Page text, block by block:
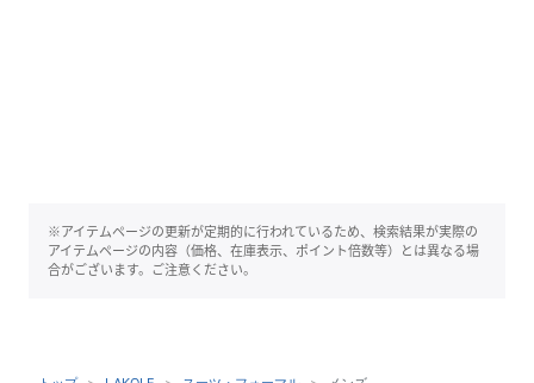
※アイテムページの更新が定期的に行われているため、検索結果が実際の
アイテムページの内容（価格、在庫表示、ポイント倍数等）とは異なる場
合がございます。ご注意ください。